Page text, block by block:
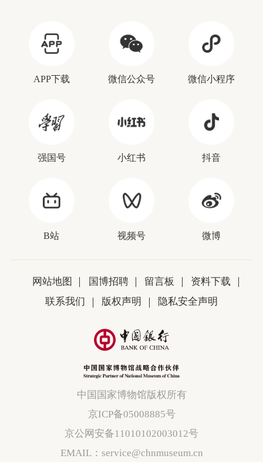
APP下载 微信公众号 微信小程序
强国号 小红书 抖音
B站 视频号 微博
网站地图 国博招聘 留言板
资料下载
联系我们
版权声明 隐私安全声明
中国国家博物馆版权所有
京ICP备05008885号
京公网安备11010102003012号
EMAIL：service@chnmuseum.cn